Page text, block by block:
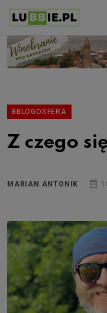
BBLOGOSFERA
Z czego
MARIAN ANTONIK